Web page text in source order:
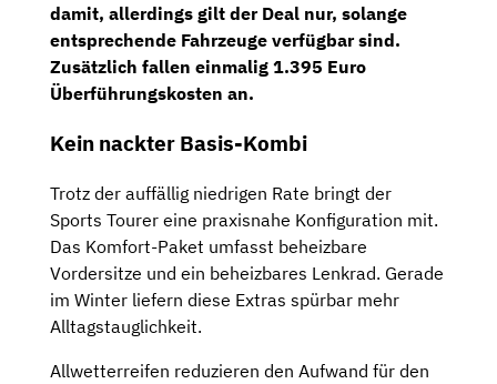
damit, allerdings gilt der Deal nur, solange
entsprechende Fahrzeuge verfügbar sind.
Zusätzlich fallen einmalig 1.395 Euro
Überführungskosten an.
Kein nackter Basis-Kombi
Trotz der auffällig niedrigen Rate bringt der
Sports Tourer eine praxisnahe Konfiguration mit.
Das Komfort-Paket umfasst beheizbare
Vordersitze und ein beheizbares Lenkrad. Gerade
im Winter liefern diese Extras spürbar mehr
Alltagstauglichkeit.
Allwetterreifen reduzieren den Aufwand für den